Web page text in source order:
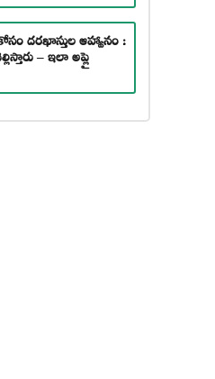
దరఖాస్తుల ఆహ్వానం :
– ఇలా అప్లై